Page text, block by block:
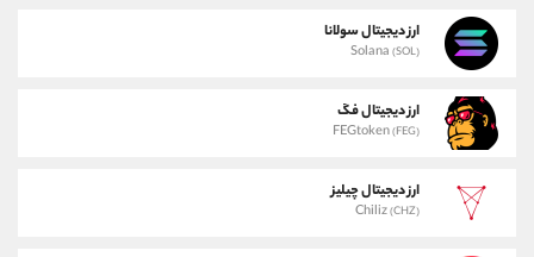
ارز دیجیتال سولانا
Solana (SOL)
ارز دیجیتال فگ
FEGtoken(FEG)
ارز دیجیتال چیلیز
Chiliz(CHZ)